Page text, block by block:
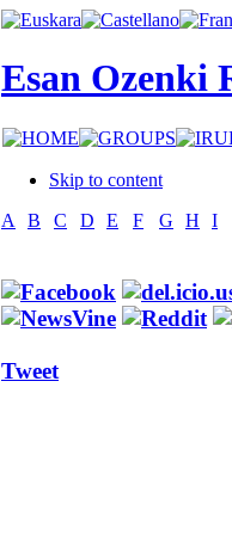
Esan Ozenki
Skip to content
A
B C D E F G H I
Tweet